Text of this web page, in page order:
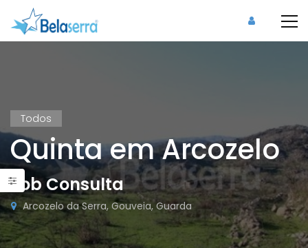
Todos
Quinta em Arcozelo
Sob Consulta
Arcozelo da Serra, Gouveia, Guarda